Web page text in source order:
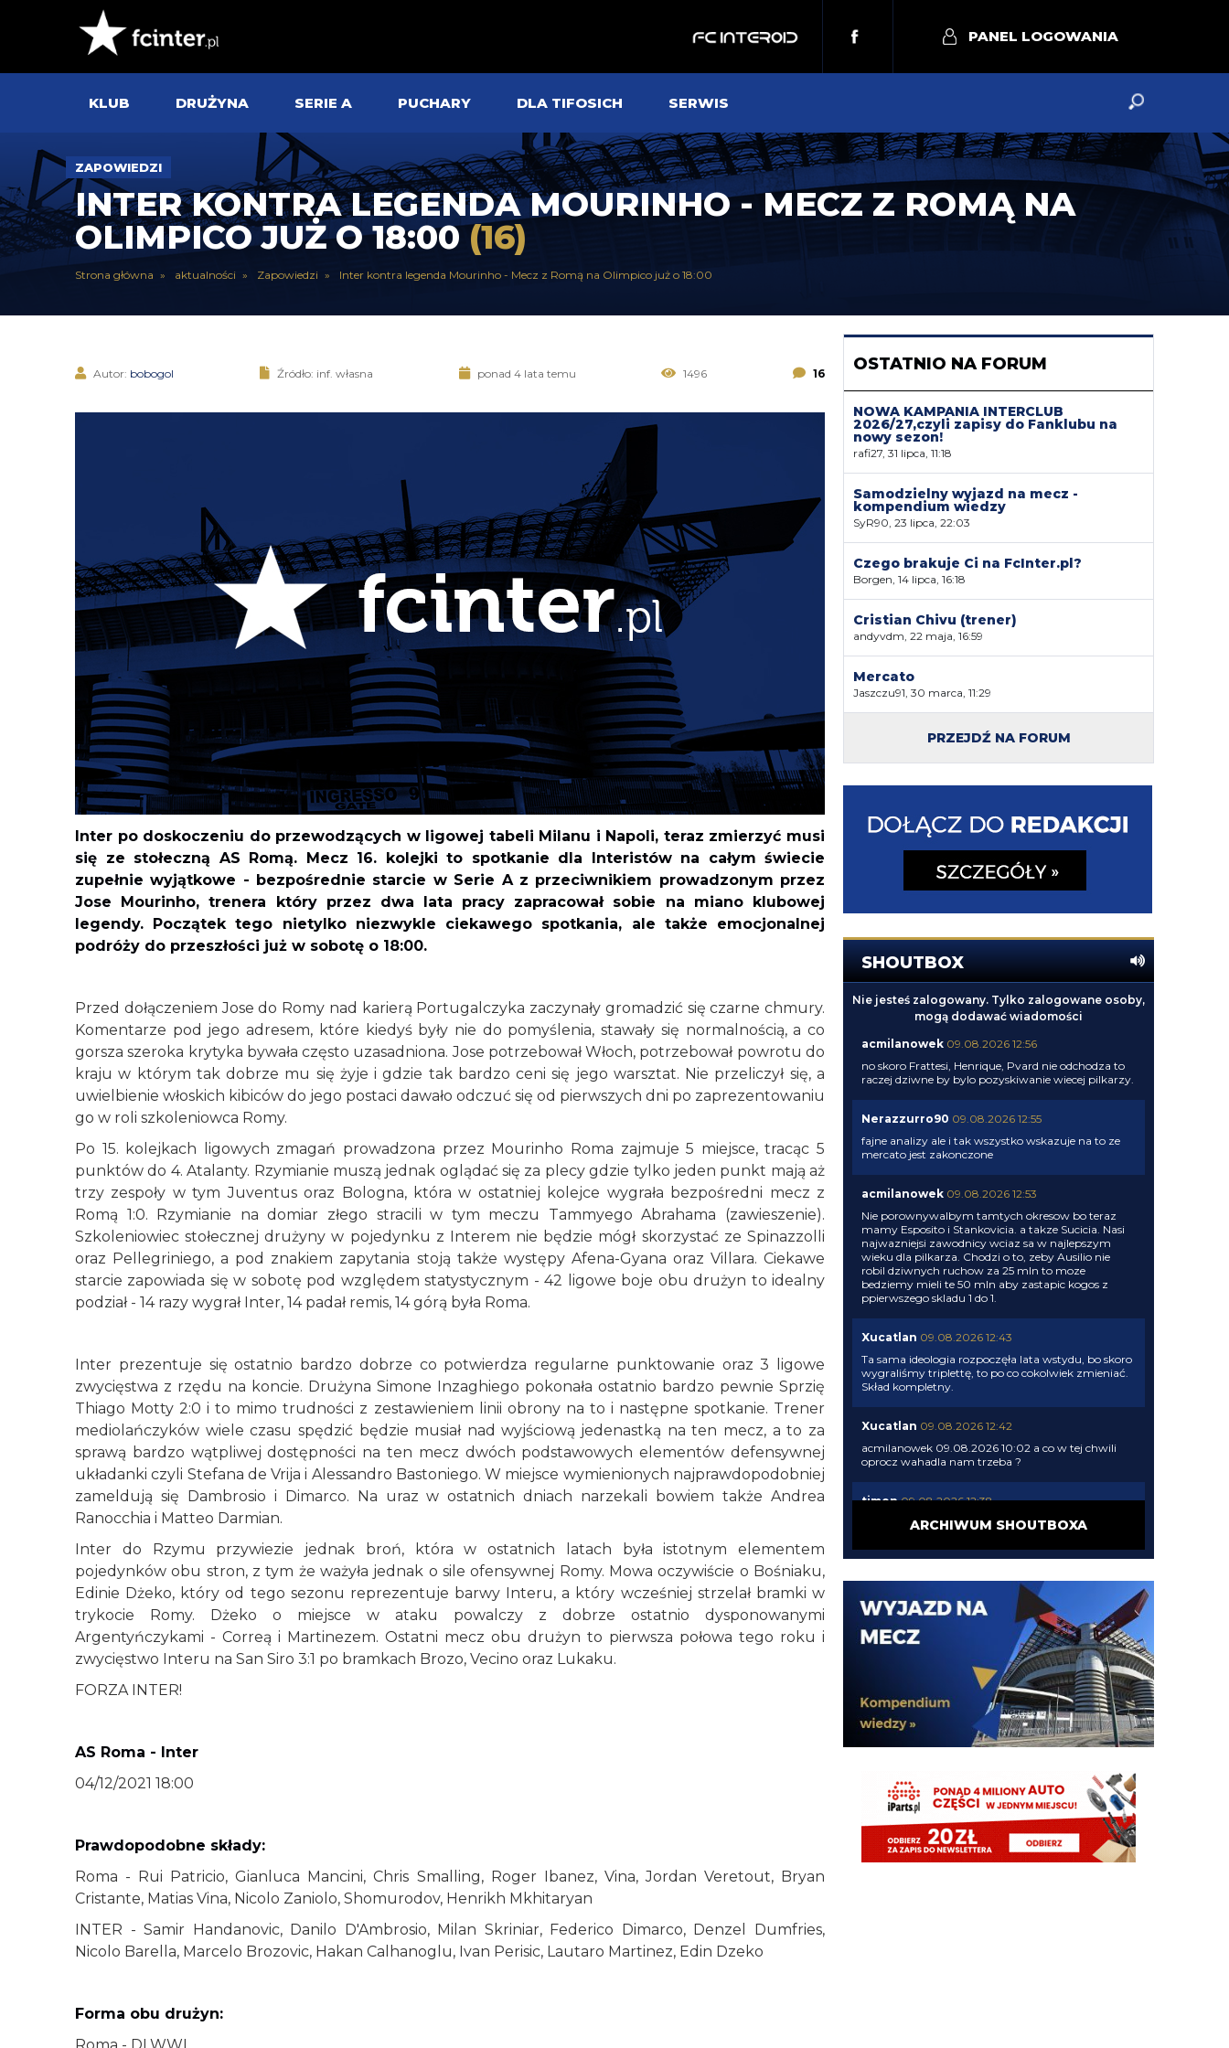
PANEL LOGOWANIA
KLUB DRUŻYNA SERIE A PUCHARY DLA TIFOSICH SERWIS
ZAPOWIEDZI
INTER KONTRA LEGENDA MOURINHO - MECZ Z ROMĄ NA
OLIMPICO JUŻ O 18:00(16)
Strona główna aktualności Zapowiedzi Inter kontra legenda Mourinho - Mecz z Romą na Olimpico już o 18:00
Autor: bobogol Źródło: inf. własna ponad 4 lata temu 1496 16
Inter po doskoczeniu do przewodzących w ligowej tabeli Milanu i Napoli, teraz zmierzyć musi
się ze stołeczną AS Romą. Mecz 16. kolejki to spotkanie dla Interistów na całym świecie
zupełnie wyjątkowe - bezpośrednie starcie w Serie A z przeciwnikiem prowadzonym przez
Jose Mourinho, trenera który przez dwa lata pracy zapracował sobie na miano klubowej
legendy. Początek tego nietylko niezwykle ciekawego spotkania, ale także emocjonalnej
podróży do przeszłości już w sobotę o 18:00.
Przed dołączeniem Jose do Romy nad karierą Portugalczyka zaczynały gromadzić się czarne chmury.
Komentarze pod jego adresem, które kiedyś były nie do pomyślenia, stawały się normalnością, a co
gorsza szeroka krytyka bywała często uzasadniona. Jose potrzebował Włoch, potrzebował powrotu do
kraju w którym tak dobrze mu się żyje i gdzie tak bardzo ceni się jego warsztat. Nie przeliczył się, a
uwielbienie włoskich kibiców do jego postaci dawało odczuć się od pierwszych dni po zaprezentowaniu
go w roli szkoleniowca Romy.
Po 15. kolejkach ligowych zmagań prowadzona przez Mourinho Roma zajmuje 5 miejsce, tracąc 5
punktów do 4. Atalanty. Rzymianie muszą jednak oglądać się za plecy gdzie tylko jeden punkt mają aż
trzy zespoły w tym Juventus oraz Bologna, która w ostatniej kolejce wygrała bezpośredni mecz z
Romą 1:0. Rzymianie na domiar złego stracili w tym meczu Tammyego Abrahama (zawieszenie).
Szkoleniowiec stołecznej drużyny w pojedynku z Interem nie będzie mógł skorzystać ze Spinazzolli
oraz Pellegriniego, a pod znakiem zapytania stoją także występy Afena-Gyana oraz Villara. Ciekawe
starcie zapowiada się w sobotę pod względem statystycznym - 42 ligowe boje obu drużyn to idealny
podział - 14 razy wygrał Inter, 14 padał remis, 14 górą była Roma.
Inter prezentuje się ostatnio bardzo dobrze co potwierdza regularne punktowanie oraz 3 ligowe
zwycięstwa z rzędu na koncie. Drużyna Simone Inzaghiego pokonała ostatnio bardzo pewnie Sprzię
Thiago Motty 2:0 i to mimo trudności z zestawieniem linii obrony na to i następne spotkanie. Trener
mediolańczyków wiele czasu spędzić będzie musiał nad wyjściową jedenastką na ten mecz, a to za
sprawą bardzo wątpliwej dostępności na ten mecz dwóch podstawowych elementów defensywnej
układanki czyli Stefana de Vrija i Alessandro Bastoniego. W miejsce wymienionych najprawdopodobniej
zameldują się Dambrosio i Dimarco. Na uraz w ostatnich dniach narzekali bowiem także Andrea
Ranocchia i Matteo Darmian.
Inter do Rzymu przywiezie jednak broń, która w ostatnich latach była istotnym elementem
pojedynków obu stron, z tym że ważyła jednak o sile ofensywnej Romy. Mowa oczywiście o Bośniaku,
Edinie Dżeko, który od tego sezonu reprezentuje barwy Interu, a który wcześniej strzelał bramki w
trykocie Romy. Dżeko o miejsce w ataku powalczy z dobrze ostatnio dysponowanymi
Argentyńczykami - Correą i Martinezem. Ostatni mecz obu drużyn to pierwsza połowa tego roku i
zwycięstwo Interu na San Siro 3:1 po bramkach Brozo, Vecino oraz Lukaku.
FORZA INTER!
AS Roma - Inter
04/12/2021 18:00
Prawdopodobne składy:
Roma - Rui Patricio, Gianluca Mancini, Chris Smalling, Roger Ibanez, Vina, Jordan Veretout, Bryan
Cristante, Matias Vina, Nicolo Zaniolo, Shomurodov, Henrikh Mkhitaryan
INTER - Samir Handanovic, Danilo D'Ambrosio, Milan Skriniar, Federico Dimarco, Denzel Dumfries,
Nicolo Barella, Marcelo Brozovic, Hakan Calhanoglu, Ivan Perisic, Lautaro Martinez, Edin Dzeko
Forma obu drużyn:
OSTATNIO NA FORUM
NOWA KAMPANIA INTERCLUB
2026/27,czyli zapisy do Fanklubu na
nowy sezon!
rafi27, 31 lipca, 11:18
Samodzielny wyjazd na mecz -
kompendium wiedzy
SyR90, 23 lipca, 22:03
Czego brakuje Ci na FcInter.pl?
Borgen, 14 lipca, 16:18
Cristian Chivu (trener)
andyvdm, 22 maja, 16:59
Mercato
Jaszczu91, 30 marca, 11:29
PRZEJDŹ NA FORUM
SHOUTBOX
Nie jesteś zalogowany. Tylko zalogowane osoby,
mogą dodawać wiadomości
acmilanowek 09.08.2026 12:56
no skoro Frattesi, Henrique, Pvard nie odchodza to
raczej dziwne by bylo pozyskiwanie wiecej pilkarzy.
Nerazzurro90 09.08.2026 12:55
fajne analizy ale i tak wszystko wskazuje na to ze
mercato jest zakonczone
acmilanowek 09.08.2026 12:53
Nie porownywalbym tamtych okresow bo teraz
mamy Esposito i Stankovicia. a takze Sucicia. Nasi
najwazniejsi zawodnicy wciaz sa w najlepszym
wieku dla pilkarza. Chodzi o to, zeby Ausilio nie
robil dziwnych ruchow za 25 mln to moze
bedziemy mieli te 50 mln aby zastapic kogos z
ppierwszego skladu 1 do 1.
Xucatlan 09.08.2026 12:43
Ta sama ideologia rozpoczęła lata wstydu, bo skoro
wygraliśmy triplettę, to po co cokolwiek zmieniać.
Skład kompletny.
Xucatlan 09.08.2026 12:42
acmilanowek 09.08.2026 10:02 a co w tej chwili
oprocz wahadla nam trzeba ?
timon 09.08.2026 12:38
Provedel jeszcze
FCI 09.08.2026 12:37
Ale po co to pisac, jak od poltora miesisca z jednym
szybkim wyjatkiwm stonsem tylko farmazony
timon 09.08.2026 12:35
Kogo obstawianie że wylosują w poniedziałek na
timon 09.08.2026 12:34
Wtedy nie byłoby widać tych kompromitacji
Wszystko koni c końców sprowadza się do tego że
piłkarz x za drogi/za dużo chce/najpierw trzeba
sprzedać/problemy ze sprzedażami, tylko nazwiska
się zmieniają na coraz slabsze
ARCHIWUM SHOUTBOXA